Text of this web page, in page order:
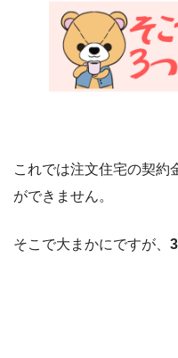
これでは注文住宅の契約
ができません。
そこで大まかにですが、